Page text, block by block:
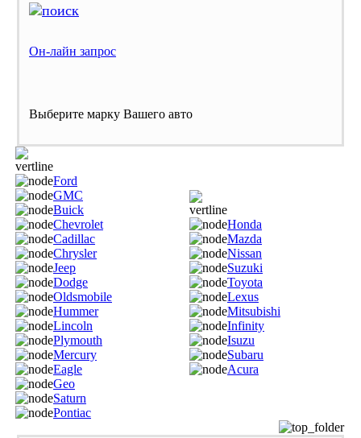
Он-лайн запрос
Выберите марку Вашего авто
Ford
GMC
Buick
Chevrolet
Cadillac
Chrysler
Jeep
Dodge
Oldsmobile
Hummer
Lincoln
Plymouth
Mercury
Eagle
Geo
Saturn
Pontiac
Honda
Mazda
Nissan
Suzuki
Toyota
Lexus
Mitsubishi
Infinity
Isuzu
Subaru
Acura